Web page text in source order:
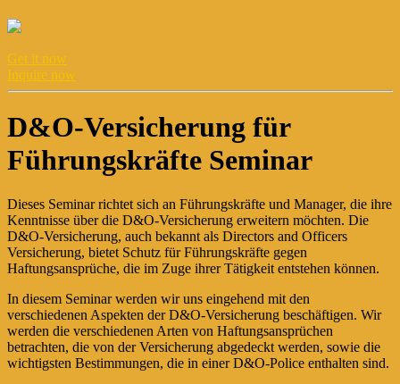
Get it now
Inquire now
D&O-Versicherung für
Führungskräfte Seminar
Dieses Seminar richtet sich an Führungskräfte und Manager, die ihre
Kenntnisse über die D&O-Versicherung erweitern möchten. Die
D&O-Versicherung, auch bekannt als Directors and Officers
Versicherung, bietet Schutz für Führungskräfte gegen
Haftungsansprüche, die im Zuge ihrer Tätigkeit entstehen können.
In diesem Seminar werden wir uns eingehend mit den
verschiedenen Aspekten der D&O-Versicherung beschäftigen. Wir
werden die verschiedenen Arten von Haftungsansprüchen
betrachten, die von der Versicherung abgedeckt werden, sowie die
wichtigsten Bestimmungen, die in einer D&O-Police enthalten sind.